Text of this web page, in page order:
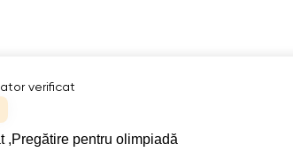
verificat
,Pregătire pentru olimpiadă